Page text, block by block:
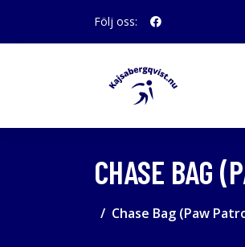
Följ oss:
CHASE BAG
Chase Bag (Paw